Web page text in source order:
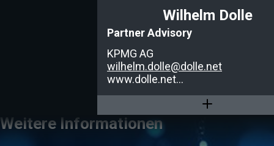
Wilhelm Dolle
Partner Advisory
KPMG AG
wilhelm.dolle@dolle.net
www.dolle.net
Weitere Informationen